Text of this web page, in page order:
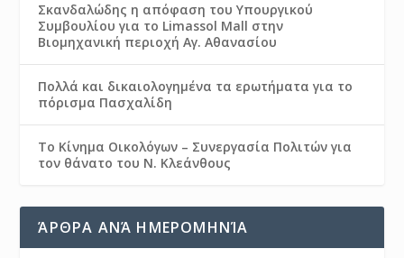
Σκανδαλώδης η απόφαση του Υπουργικού
Συμβουλίου για το Limassol Mall στην
Βιομηχανική περιοχή Αγ. Αθανασίου
Πολλά και δικαιολογημένα τα ερωτήματα για το
πόρισμα Πασχαλίδη
Το Κίνημα Οικολόγων – Συνεργασία Πολιτών για
τον θάνατο του Ν. Κλεάνθους
ΆΡΘΡΑ ΑΝΆ ΗΜΕΡΟΜΗΝΊΑ